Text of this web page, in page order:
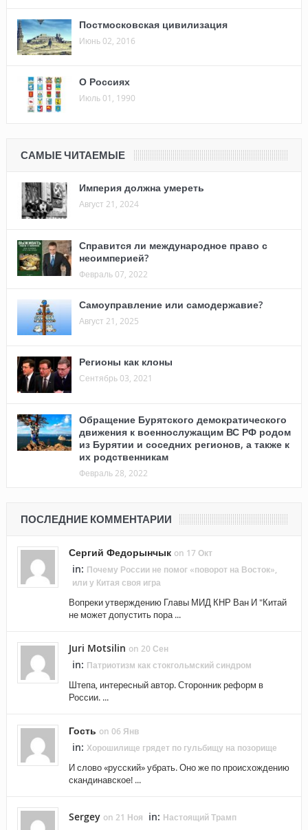
Постмосковская цивилизация
Июнь 02, 2016
О Россиях
Июль 01, 1990
САМЫЕ ЧИТАЕМЫЕ
Империя должна умереть
Август 21, 2024
Справится ли международное право с
неоимперией?
Февраль 07, 2022
Самоуправление или самодержавие?
Август 21, 2025
Регионы как клоны
Сентябрь 03, 2021
Обращение Бурятского демократического
движения к военнослужащим ВС РФ родом
из Бурятии и соседних регионов, а также к
их родственникам
Февраль 28, 2022
ПОСЛЕДНИЕ КОММЕНТАРИИ
Сергий Федорынчык on 17 Окт
in: Почему России не помог «поворот на Восток»,
или у Китая своя игра
Вопреки утверждению Главы МИД КНР Ван И "Китай
не может допустить пора ...
Juri Motsilin on 20 Сен
in: Патриотизм как стокгольмский синдром
Штепа, интересный автор. Сторонник реформ в
России. ...
Гость on 06 Янв
in: Хорошилище грядет по гульбищу на позорище
И слово «русский» убрать. Оно же по происхождению
скандинавское! ...
Sergey on 21 Ноя in: Настоящий Трамп